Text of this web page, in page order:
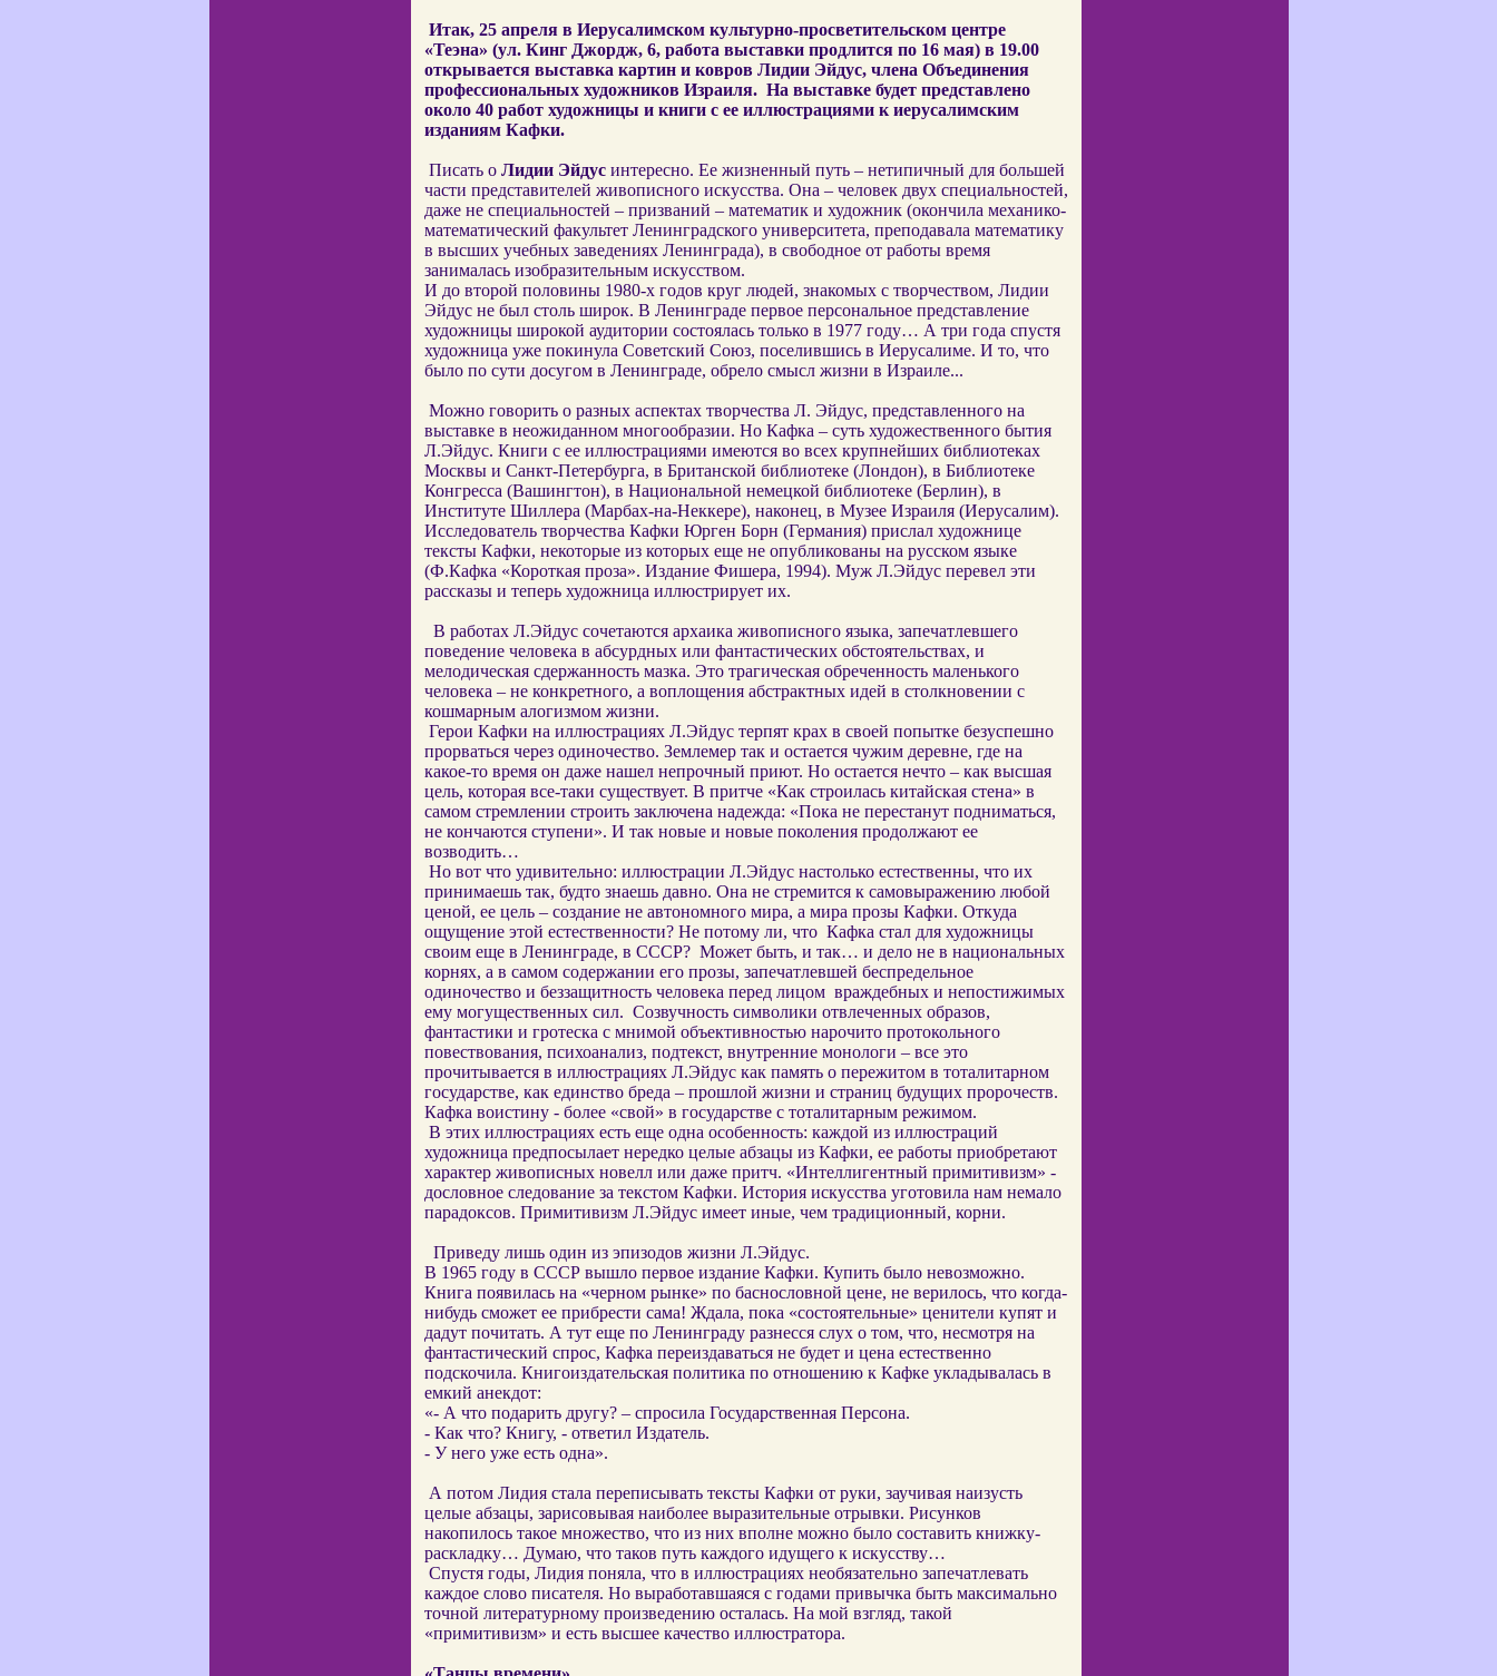
Итак, 25 апреля в Иерусалимском культурно-просветительском центре
«Теэна» (ул. Кинг Джордж, 6, работа выставки продлится по 16 мая) в 19.00
открывается выставка картин и ковров Лидии Эйдус, члена Объединения
профессиональных художников Израиля. На выставке будет представлено
около 40 работ художницы и книги с ее иллюстрациями к иерусалимским
изданиям Кафки.
Писать о Лидии Эйдусинтересно. Ее жизненный путь – нетипичный для большей
части представителей живописного искусства. Она – человек двух специальностей,
даже не специальностей – призваний – математик и художник (окончила механико-
математический факультет Ленинградского университета, преподавала математику
в высших учебных заведениях Ленинграда), в свободное от работы время
занималась изобразительным искусством.
И до второй половины 1980-х годов круг людей, знакомых с творчеством, Лидии
Эйдус не был столь широк. В Ленинграде первое персональное представление
художницы широкой аудитории состоялась только в 1977 году… А три года спустя
художница уже покинула Советский Союз, поселившись в Иерусалиме. И то, что
было по сути досугом в Ленинграде, обрело смысл жизни в Израиле...
Можно говорить о разных аспектах творчества Л. Эйдус, представленного на
выставке в неожиданном многообразии. Но Кафка – суть художественного бытия
Л.Эйдус. Книги с ее иллюстрациями имеются во всех крупнейших библиотеках
Москвы и Санкт-Петербурга, в Британской библиотеке (Лондон), в Библиотеке
Конгресса (Вашингтон), в Национальной немецкой библиотеке (Берлин), в
Институте Шиллера (Марбах-на-Неккере), наконец, в Музее Израиля (Иерусалим).
Исследователь творчества Кафки Юрген Борн (Германия) прислал художнице
тексты Кафки, некоторые из которых еще не опубликованы на русском языке
(Ф.Кафка «Короткая проза». Издание Фишера, 1994). Муж Л.Эйдус перевел эти
рассказы и теперь художница иллюстрирует их.
В работах Л.Эйдус сочетаются архаика живописного языка, запечатлевшего
поведение человека в абсурдных или фантастических обстоятельствах, и
мелодическая сдержанность мазка. Это трагическая обреченность маленького
человека – не конкретного, а воплощения абстрактных идей в столкновении с
кошмарным алогизмом жизни.
Герои Кафки на иллюстрациях Л.Эйдус терпят крах в своей попытке безуспешно
прорваться через одиночество. Землемер так и остается чужим деревне, где на
какое-то время он даже нашел непрочный приют. Но остается нечто – как высшая
цель, которая все-таки существует. В притче «Как строилась китайская стена» в
самом стремлении строить заключена надежда: «Пока не перестанут подниматься,
не кончаются ступени». И так новые и новые поколения продолжают ее
возводить…
Но вот что удивительно: иллюстрации Л.Эйдус настолько естественны, что их
принимаешь так, будто знаешь давно. Она не стремится к самовыражению любой
ценой, ее цель – создание не автономного мира, а мира прозы Кафки. Откуда
ощущение этой естественности? Не потому ли, что Кафка стал для художницы
своим еще в Ленинграде, в СССР? Может быть, и так… и дело не в национальных
корнях, а в самом содержании его прозы, запечатлевшей беспредельное
одиночество и беззащитность человека перед лицом враждебных и непостижимых
ему могущественных сил. Созвучность символики отвлеченных образов,
фантастики и гротеска с мнимой объективностью нарочито протокольного
повествования, психоанализ, подтекст, внутренние монологи – все это
прочитывается в иллюстрациях Л.Эйдус как память о пережитом в тоталитарном
государстве, как единство бреда – прошлой жизни и страниц будущих пророчеств.
Кафка воистину - более «свой» в государстве с тоталитарным режимом.
В этих иллюстрациях есть еще одна особенность: каждой из иллюстраций
художница предпосылает нередко целые абзацы из Кафки, ее работы приобретают
характер живописных новелл или даже притч. «Интеллигентный примитивизм» -
дословное следование за текстом Кафки. История искусства уготовила нам немало
парадоксов. Примитивизм Л.Эйдус имеет иные, чем традиционный, корни.
Приведу лишь один из эпизодов жизни Л.Эйдус.
В 1965 году в СССР вышло первое издание Кафки. Купить было невозможно.
Книга появилась на «черном рынке» по баснословной цене, не верилось, что когда-
нибудь сможет ее прибрести сама! Ждала, пока «состоятельные» ценители купят и
дадут почитать. А тут еще по Ленинграду разнесся слух о том, что, несмотря на
фантастический спрос, Кафка переиздаваться не будет и цена естественно
подскочила. Книгоиздательская политика по отношению к Кафке укладывалась в
емкий анекдот:
«- А что подарить другу? – спросила Государственная Персона.
- Как что? Книгу, - ответил Издатель.
- У него уже есть одна».
А потом Лидия стала переписывать тексты Кафки от руки, заучивая наизусть
целые абзацы, зарисовывая наиболее выразительные отрывки. Рисунков
накопилось такое множество, что из них вполне можно было составить книжку-
раскладку… Думаю, что таков путь каждого идущего к искусству…
Спустя годы, Лидия поняла, что в иллюстрациях необязательно запечатлевать
каждое слово писателя. Но выработавшаяся с годами привычка быть максимально
точной литературному произведению осталась. На мой взгляд, такой
«примитивизм» и есть высшее качество иллюстратора.